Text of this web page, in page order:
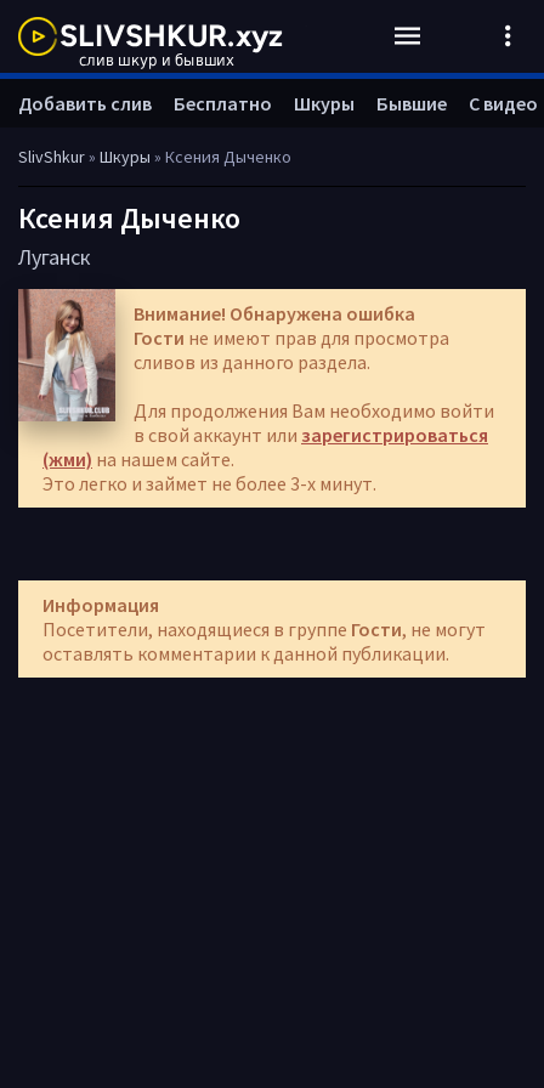
SlivShkur» Шкуры » Ксения Дыченко
Ксения Дыченко
Луганск
Внимание! Обнаружена ошибка
Гости не имеют прав для просмотра
сливов из данного раздела.
Для продолжения Вам необходимо войти
в свой аккаунт или зарегистрироваться
(жми) на нашем сайте.
Это легко и займет не более 3-х минут.
Информация
Посетители, находящиеся в группе Гости, не могут
оставлять комментарии к данной публикации.
Добавить слив Бесплатно Шкуры Бывшие С видео